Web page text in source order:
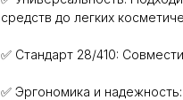
средств до легких
✅ Стандарт 28/410:
✅ Эргономика и